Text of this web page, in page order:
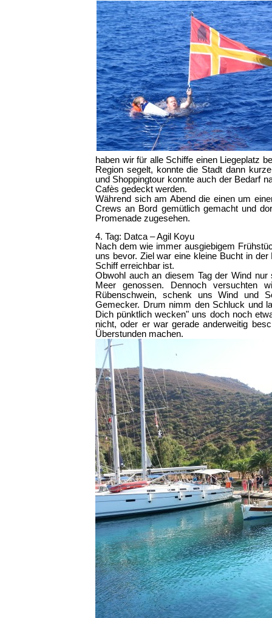
haben wir für alle Schiffe einen Liegeplatz
Region segelt, konnte die Stadt dann
und Shoppingtour konnte auch der Bedarf
Cafès gedeckt werden.
Während sich am Abend die einen um
Crews an Bord gemütlich gemacht und
Promenade zugesehen.
4. Tag: Datca – Agil Koyu
Nach dem wie immer ausgiebigem
uns bevor. Ziel war eine kleine Bucht in
Schiff erreichbar ist.
Obwohl auch an diesem Tag der Wind
Meer genossen. Dennoch versuchten
Rübenschwein, schenk uns Wind und
Gemecker. Drum nimm den Schluck und
Dich pünktlich wecken" uns doch noch
nicht, oder er war gerade anderweitig
Überstunden machen.